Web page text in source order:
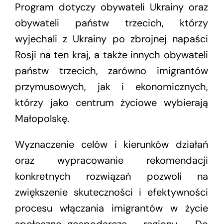
Program dotyczy obywateli Ukrainy oraz
obywateli państw trzecich, którzy
wyjechali z Ukrainy po zbrojnej napaści
Rosji na ten kraj, a także innych obywateli
państw trzecich, zarówno imigrantów
przymusowych, jak i ekonomicznych,
którzy jako centrum życiowe wybierają
Małopolskę.
Wyznaczenie celów i kierunków działań
oraz wypracowanie rekomendacji
konkretnych rozwiązań pozwoli na
zwiększenie skuteczności i efektywności
procesu włączania imigrantów w życie